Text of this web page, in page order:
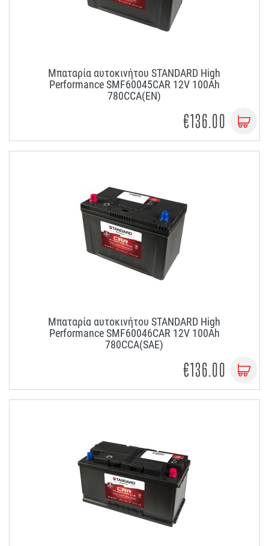
Μπαταρία αυτοκινήτου STANDARD High
Performance SMF60045CAR 12V 100Ah
780CCA(EN)
€136.00
Μπαταρία αυτοκινήτου STANDARD High
Performance SMF60046CAR 12V 100Ah
780CCA(SAE)
€136.00